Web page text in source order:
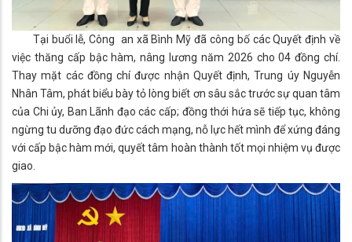
Tại buổi lễ, Công an xã Bình Mỹ đã công bố các Quyết định về
việc thăng cấp bậc hàm, nâng lương năm 2026 cho 04 đồng chí.
Thay mặt các đồng chí được nhận Quyết định, Trung úy Nguyễn
Nhân Tâm, phát biểu bày tỏ lòng biết ơn sâu sắc trước sự quan tâm
của Chi ủy, Ban Lãnh đạo các cấp; đồng thới hứa sẽ tiếp tục, không
ngừng tu dưỡng đạo đức cách mạng, nỗ lực hết mình để xứng đáng
với cấp bậc hàm mới, quyết tâm hoàn thành tốt mọi nhiệm vụ được
giao.